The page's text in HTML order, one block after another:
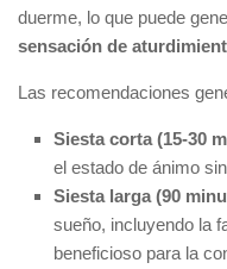
duerme, lo que puede
sensación de
Las recomendaciones
Siesta corta (15-30
el estado de ánimo
Siesta larga (90
sueño, incluyendo la
beneficioso para la